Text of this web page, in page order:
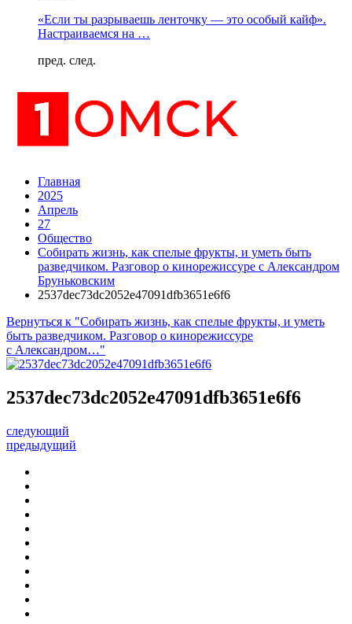
«Если ты разрываешь ленточку — это особый кайф».
Настраиваемся на …
пред. след.
Главная
2025
Апрель
27
Общество
Собирать жизнь, как спелые фрукты, и уметь быть
разведчиком. Разговор о кинорежиссуре с Александром
Бруньковским
2537dec73dc2052e47091dfb3651e6f6
Вернуться к "Собирать жизнь, как спелые фрукты, и уметь
быть разведчиком. Разговор о кинорежиссуре
с Александром…"
2537dec73dc2052e47091dfb3651e6f6
следующий
предыдущий